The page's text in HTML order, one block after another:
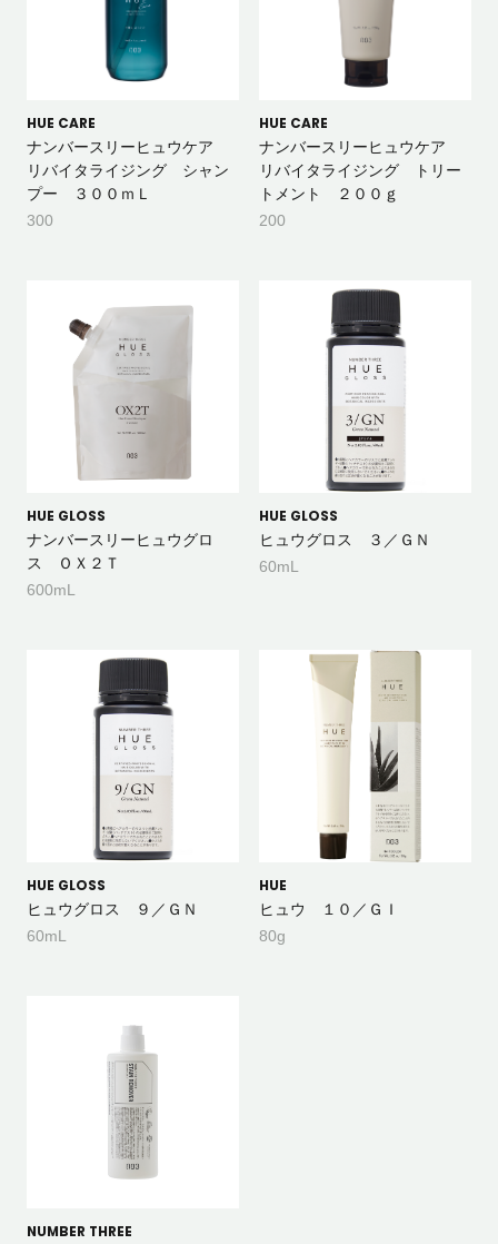
HUE CARE
ナンバースリーヒュウケア
リバイタライジング シャン
プー ３００ｍＬ
300
HUE CARE
ナンバースリーヒュウケア
リバイタライジング トリー
トメント ２００ｇ
200
HUE GLOSS
ナンバースリーヒュウグロ
ス ＯＸ２Ｔ
600mL
HUE GLOSS
ヒュウグロス ３／ＧＮ
60mL
HUE GLOSS
ヒュウグロス ９／ＧＮ
60mL
HUE
ヒュウ １０／ＧＩ
80g
NUMBER THREE